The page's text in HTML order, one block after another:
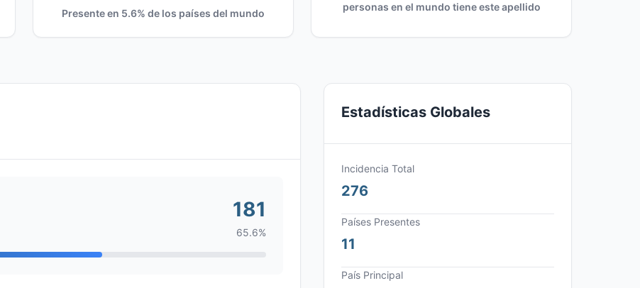
Presente en 5.6% de los países del mundo
personas en el mundo tiene este apellido
181
65.6%
Estadísticas Globales
Incidencia Total
276
Países Presentes
11
País Principal